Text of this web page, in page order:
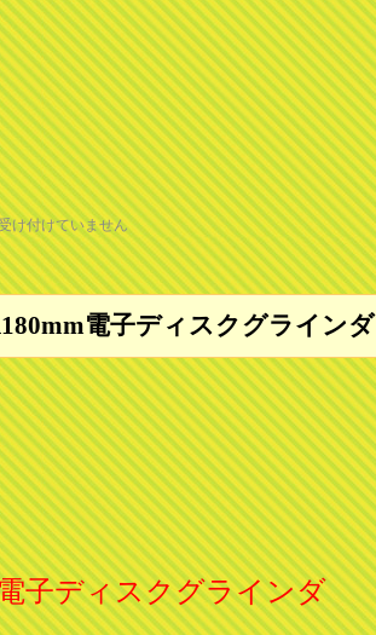
け付けていません
電子ディスクグラインダ
ディスクグラインダ